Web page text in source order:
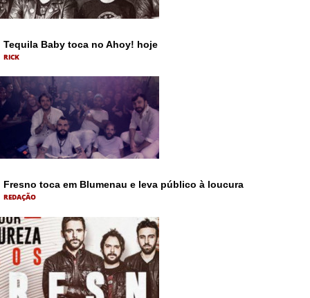
Tequila Baby toca no Ahoy! hoje
RICK
Fresno toca em Blumenau e leva público à loucura
REDAÇÃO